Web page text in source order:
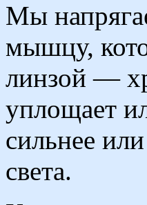
Мы
мышцу,
линзой —
уплощает
сильнее
света.